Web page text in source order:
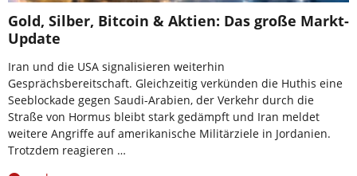
Gold, Silber, Bitcoin & Aktien: Das große Markt-
Update
Iran und die USA signalisieren weiterhin
Gesprächsbereitschaft. Gleichzeitig verkünden die Huthis eine
Seeblockade gegen Saudi-Arabien, der Verkehr durch die
Straße von Hormus bleibt stark gedämpft und Iran meldet
weitere Angriffe auf amerikanische Militärziele in Jordanien.
Trotzdem reagieren …